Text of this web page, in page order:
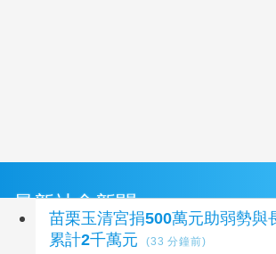
最新社會新聞
苗栗玉清宮捐500萬元助弱勢
累計2千萬元
(33 分鐘前)